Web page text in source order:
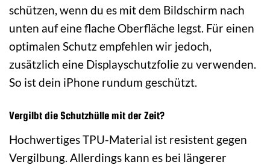
schützen, wenn du es mit dem Bildschirm nach
unten auf eine flache Oberfläche legst. Für einen
optimalen Schutz empfehlen wir jedoch,
zusätzlich eine Displayschutzfolie zu verwenden.
So ist dein iPhone rundum geschützt.
Vergilbt die Schutzhülle mit der Zeit?
Hochwertiges TPU-Material ist resistent gegen
Vergilbung. Allerdings kann es bei längerer